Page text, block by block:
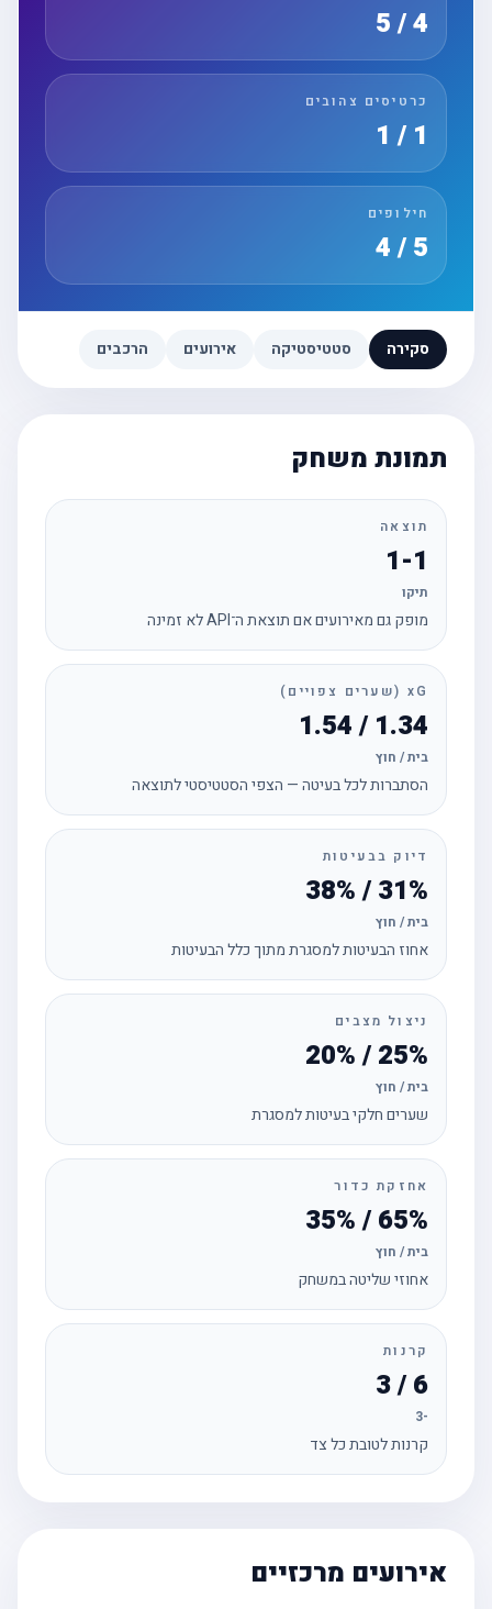
כרטיסים צהובים
חילופים
סקירה סטטיסטיקה אירועים הרכבים
תמונת משחק
תוצאה
1-1
תיקו
מופק גם מאירועים אם תוצאת ה־API לא זמינה
xG (שערים צפויים)
1.34 / 1.54
בית / חוץ
הסתברות לכל בעיטה — הצפי הסטטיסטי לתוצאה
דיוק בבעיטות
31% / 38%
בית / חוץ
אחוז הבעיטות למסגרת מתוך כלל הבעיטות
ניצול מצבים
25% / 20%
בית / חוץ
שערים חלקי בעיטות למסגרת
אחזקת כדור
65% / 35%
בית / חוץ
אחוזי שליטה במשחק
קרנות
6 / 3
קרנות לטובת כל צד
אירועים מרכזיים